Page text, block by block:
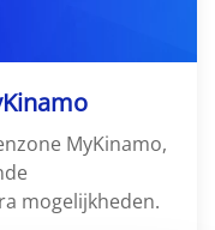
MyKinamo,
mogelijkheden.